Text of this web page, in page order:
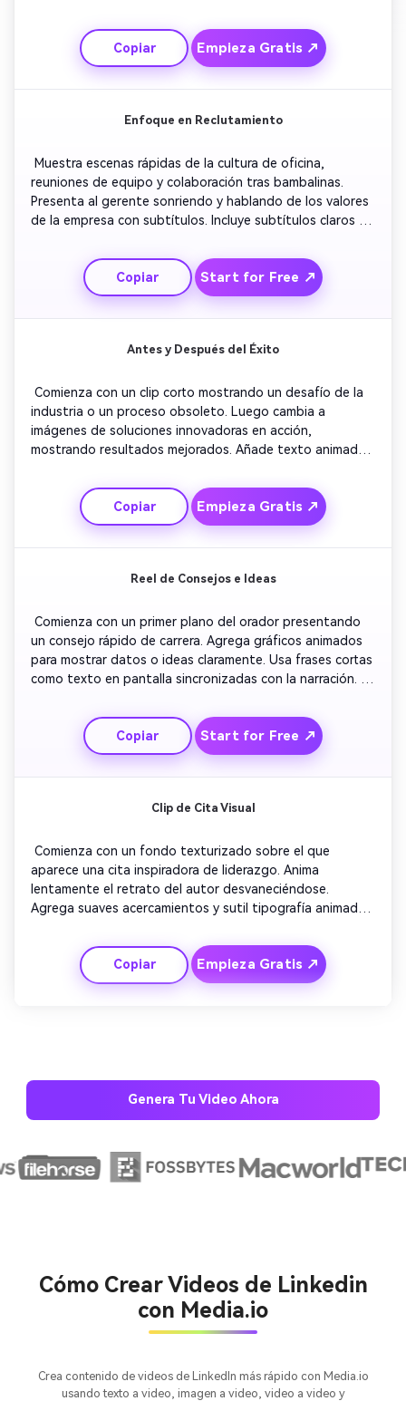
de la empresa de manera sutil. Finaliza con una animación
revelando la fecha de lanzamiento y el lema de la
empresa. Mantén un ritmo limpio y menos de 45
segundos para el mejor retención en LinkedIn.
Copiar Empieza Gratis ↗
Enfoque en Reclutamiento
Muestra escenas rápidas de la cultura de oficina,
reuniones de equipo y colaboración tras bambalinas.
Presenta al gerente sonriendo y hablando de los valores
de la empresa con subtítulos. Incluye subtítulos claros
fondo positiva y acogedora. Concluye con una línea de
texto audaz: 'Únete a nuestro equipo en crecimiento
Copiar Start for Free ↗
Antes y Después del Éxito
Comienza con un clip corto mostrando un desafío de la
industria o un proceso obsoleto. Luego cambia a
imágenes de soluciones innovadoras en acción,
mostrando resultados mejorados. Añade texto animado
ritmo animado y voz en off segura. Mantén las imágenes
enfocadas en el crecimiento y el rendimiento. Finaliza con
un cierre de marca animando la creación de redes y
colaboración.
Copiar Empieza Gratis ↗
Reel de Consejos e Ideas
Comienza con un primer plano del orador presentando
un consejo rápido de carrera. Agrega gráficos animados
para mostrar datos o ideas claramente. Usa frases cortas
como texto en pantalla sincronizadas con la narración.
relevantes. Incluye una leyenda final invitando a comentar
o compartir. Mantén el ritmo ágil pero profesional para
Copiar Start for Free ↗
Clip de Cita Visual
Comienza con un fondo texturizado sobre el que
aparece una cita inspiradora de liderazgo. Anima
lentamente el retrato del autor desvaneciéndose.
Agrega suaves acercamientos y sutil tipografía animada.
presentando ideas. Incluye música instrumental ambiental
para evocar positividad. Finaliza con un llamado sencillo
reforzando los valores o la voz de la marca.
Copiar Empieza Gratis ↗
Genera Tu Video Ahora
Cómo Crear Videos de Linkedin
con Media.io
Crea contenido de videos de LinkedIn más rápido con Media.io
usando texto a video, imagen a video, video a video y
ilimitadas. 100 %